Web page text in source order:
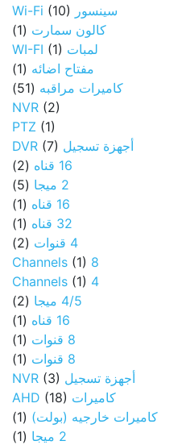
سينسور Wi-Fi (10)
كالون سمارت (1)
لمبات WI-FI (1)
مفتاح اضائه (1)
كاميرات مراقبه (51)
NVR (2)
PTZ (1)
أجهزة تسجيل DVR (7)
16 قناه
(2)
2 ميجا
(5)
16 قناه
(1)
32 قناه
(1)
4 قنوات
(2)
8 Channels
(1)
4 Channels
(1)
4/5 ميجا
(2)
16 قناه
(1)
8 قنوات
(1)
8 قنوات
(1)
أجهزة تسجيل NVR (3)
كاميرات AHD (18)
كاميرات خارجيه (بولت) (1)
2 ميجا
(1)